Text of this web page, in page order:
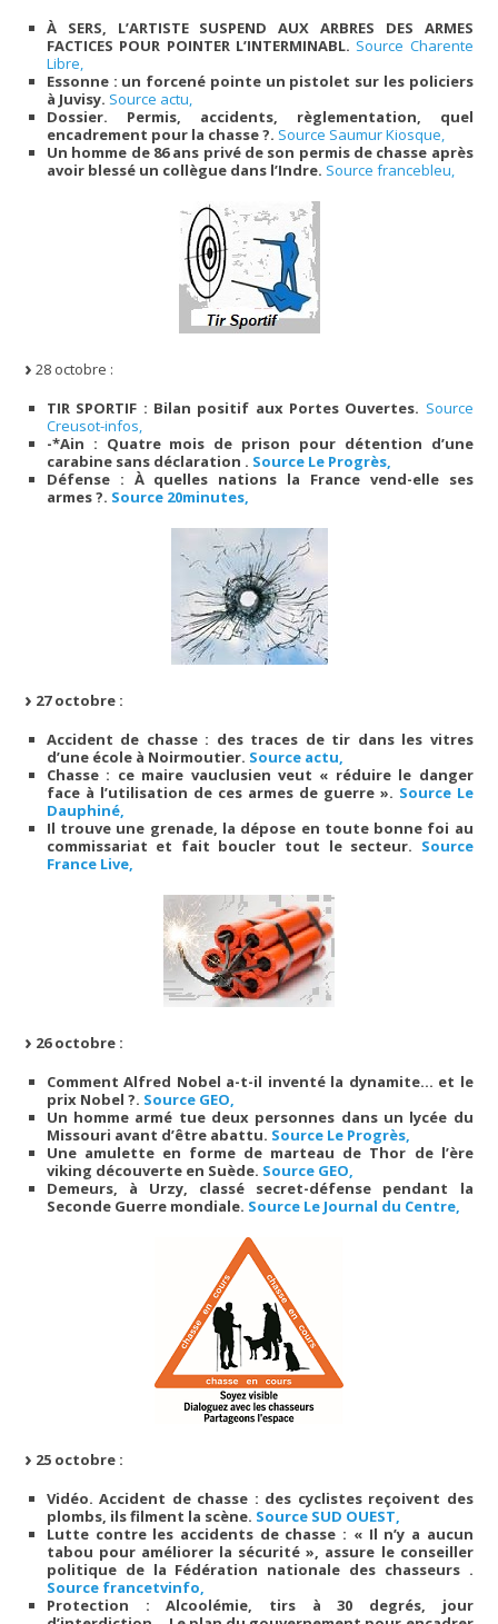
À SERS, L’ARTISTE SUSPEND AUX ARBRES DES ARMES
FACTICES POUR POINTER L’INTERMINABL. Source Charente
Libre,
Essonne : un forcené pointe un pistolet sur les policiers
à Juvisy. Source actu,
Dossier. Permis, accidents, règlementation, quel
encadrement pour la chasse ?. Source Saumur Kiosque,
Un homme de 86 ans privé de son permis de chasse après
avoir blessé un collègue dans l’Indre. Source francebleu,
28 octobre :
TIR SPORTIF : Bilan positif aux Portes Ouvertes. Source
Creusot-infos,
-*Ain : Quatre mois de prison pour détention d’une
carabine sans déclaration . Source Le Progrès,
Défense : À quelles nations la France vend-elle ses
armes ?. Source 20minutes,
27 octobre :
Accident de chasse : des traces de tir dans les vitres
d’une école à Noirmoutier. Source actu,
Chasse : ce maire vauclusien veut « réduire le danger
face à l’utilisation de ces armes de guerre ». Source Le
Dauphiné,
Il trouve une grenade, la dépose en toute bonne foi au
commissariat et fait boucler tout le secteur. Source
France Live,
26 octobre :
Comment Alfred Nobel a-t-il inventé la dynamite… et le
prix Nobel ?. Source GEO,
Un homme armé tue deux personnes dans un lycée du
Missouri avant d’être abattu. Source Le Progrès,
Une amulette en forme de marteau de Thor de l’ère
viking découverte en Suède. Source GEO,
Demeurs, à Urzy, classé secret-défense pendant la
Seconde Guerre mondiale. Source Le Journal du Centre,
25 octobre :
Vidéo. Accident de chasse : des cyclistes reçoivent des
plombs, ils filment la scène. Source SUD OUEST,
Lutte contre les accidents de chasse : « Il n’y a aucun
tabou pour améliorer la sécurité », assure le conseiller
politique de la Fédération nationale des chasseurs .
Source francetvinfo,
Protection : Alcoolémie, tirs à 30 degrés, jour